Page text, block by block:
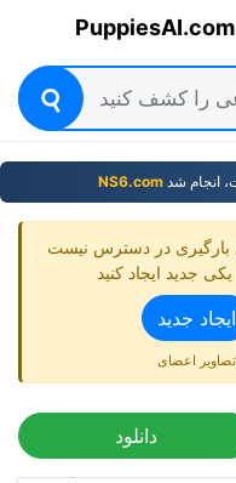
PuppiesAI.com
NS6.com
ایجاد جدید
دانلود